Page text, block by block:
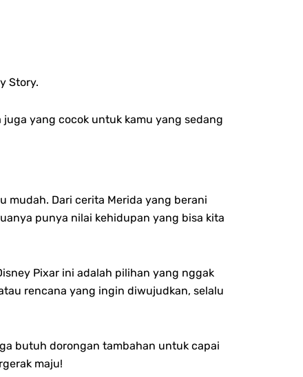
Story.
yang cocok untuk kamu yang sedang
mudah. Dari cerita Merida yang berani
punya nilai kehidupan yang bisa kita
Pixar ini adalah pilihan yang nggak
rencana yang ingin diwujudkan, selalu
butuh dorongan tambahan untuk capai
maju!